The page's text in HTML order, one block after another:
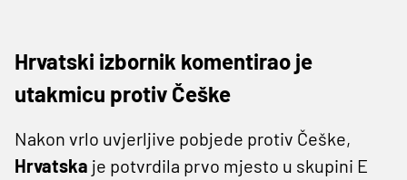
Hrvatski izbornik komentirao je
utakmicu protiv Češke
Nakon vrlo uvjerljive pobjede protiv Češke,
Hrvatska je potvrdila prvo mjesto u skupini E